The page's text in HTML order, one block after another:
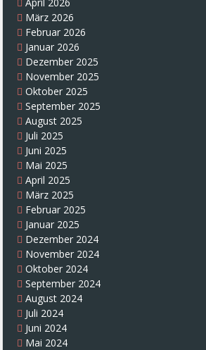
März 2026
Februar 2026
Januar 2026
Dezember 2025
November 2025
Oktober 2025
September 2025
August 2025
Juli 2025
Juni 2025
Mai 2025
April 2025
März 2025
Februar 2025
Januar 2025
Dezember 2024
November 2024
Oktober 2024
September 2024
August 2024
Juli 2024
Juni 2024
Mai 2024